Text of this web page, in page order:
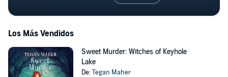
Los Más Vendidos
Sweet Murder: Witches of Keyhole
Lake
De:Tegan Maher